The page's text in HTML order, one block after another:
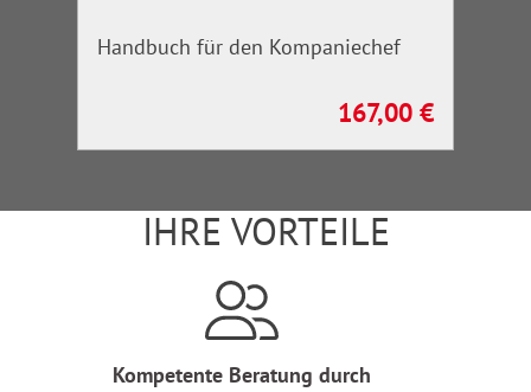
Handbuch für den Kompaniechef
Regulärer Preis:
167,00 €
IHRE VORTEILE
Kompetente Beratung durch